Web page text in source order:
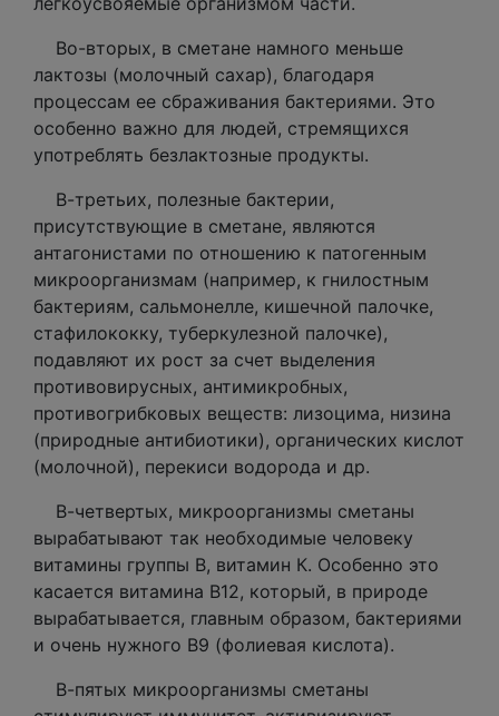
Во-вторых, в сметане намного меньше
лактозы (молочный сахар), благодаря
процессам ее сбраживания бактериями. Это
особенно важно для людей, стремящихся
употреблять безлактозные продукты.
В-третьих, полезные бактерии,
присутствующие в сметане, являются
антагонистами по отношению к патогенным
микроорганизмам (например, к гнилостным
бактериям, сальмонелле, кишечной палочке,
стафилококку, туберкулезной палочке),
подавляют их рост за счет выделения
противовирусных, антимикробных,
противогрибковых веществ: лизоцима, низина
(природные антибиотики), органических кислот
(молочной), перекиси водорода и др.
В-четвертых, микроорганизмы сметаны
вырабатывают так необходимые человеку
витамины группы В, витамин К. Особенно это
касается витамина В12, который, в природе
вырабатывается, главным образом, бактериями
и очень нужного В9 (фолиевая кислота).
В-пятых микроорганизмы сметаны